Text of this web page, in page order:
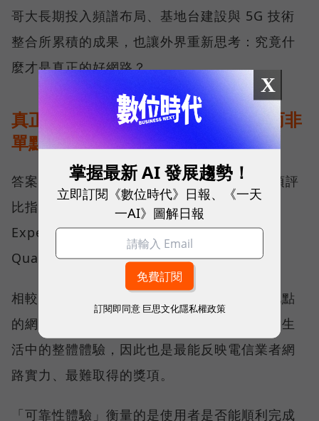
哥大長期投入頻譜布局、基地台建設與 5G 技術
整合所累積的成果，也讓外界重新思考：究竟什
麼才是真正的好網路？
真正的好網路，比的是長期穩定、而非
單點測速
答案，就藏在 Opensignal 最具代表性的兩項評
比指標──可靠性體驗（Reliability
Experience）與品質一致性（Consistent
Quality）。
相較於傳統下載速度只反映單一時間、單一地點
的網路表現，這兩項指標更重視使用者在真實生
活中的整體體驗，因此也是最能反映電信業者網
路實力、最難取得的獎項。
「可靠性體驗」衡量的是使用者是否能順利完成
X
掌握最新 AI 發展趨勢！
立即訂閱《數位時代》日報、《一天
一AI》圖解日報
訂閱即同意 巨思文化隱私權政策